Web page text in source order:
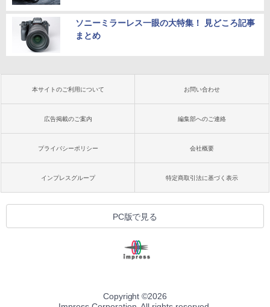
ソニーミラーレス一眼の大特集！ 見どころ記事
まとめ
本サイトのご利用について お問い合わせ
広告掲載のご案内 編集部へのご連絡
プライバシーポリシー 会社概要
インプレスグループ 特定商取引法に基づく表示
PC版で見る
Copyright ©2026